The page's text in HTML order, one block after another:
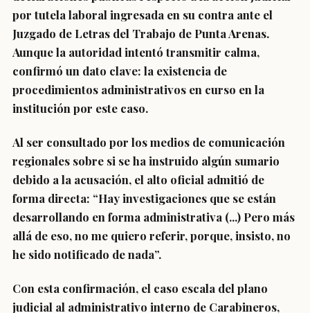
por tutela laboral ingresada en su contra ante el
Juzgado de Letras del Trabajo de Punta Arenas.
Aunque la autoridad intentó transmitir calma,
confirmó un dato clave: la existencia de
procedimientos administrativos en curso en la
institución por este caso.
Al ser consultado por los medios de comunicación
regionales sobre si se ha instruido algún sumario
debido a la acusación, el alto oficial admitió de
forma directa: “Hay investigaciones que se están
desarrollando en forma administrativa (...) Pero más
allá de eso, no me quiero referir, porque, insisto, no
he sido notificado de nada”.
Con esta confirmación, el caso escala del plano
judicial al administrativo interno de Carabineros,